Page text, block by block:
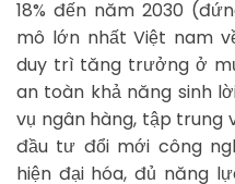
18% đến năm 2030
mô lớn nhất Việt nam
duy trì tăng trưởng ở
an toàn khả năng sinh
vụ ngân hàng, tập trung
đầu tư đổi mới công
hiện đại hóa, đủ năng